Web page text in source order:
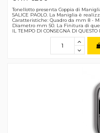
Tonellotto presenta Coppia di
SALICE PAOLO. La Maniglia è
Caratteristiche: Quadro da mm 8 -
Diametro mm 50. La Finitura di
IL TEMPO DI CONSEGNA DI QUESTO